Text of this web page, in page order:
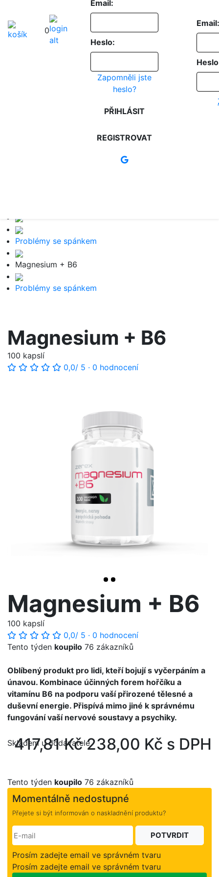
0
Email:
Heslo:
Zapomněli jste
heslo?
PŘIHLÁSIT
REGISTROVAT
Email:
Problémy se spánkem
Magnesium + B6
Problémy se spánkem
Magnesium + B6
100 kapslí
0,0/ 5 · 0 hodnocení
Magnesium + B6
100 kapslí
0,0/ 5 · 0 hodnocení
Tento týden koupilo 76 zákazníků
Oblíbený produkt pro lidi, kteří bojují s vyčerpáním a
únavou. Kombinace účinných forem hořčíku a
vitamínu B6 na podporu vaší přirozené tělesné a
duševní energie. Přispívá mimo jiné k správnému
fungování vaší nervové soustavy a psychiky.
Skladem u dodavatele
417,81 Kč238,00 Kč s DPH
Tento týden koupilo 76 zákazníků
Momentálně nedostupné
Přejete si být informován o naskladnění produktu?
POTVRDIT
Prosím zadejte email ve správném tvaru
Prosím zadejte email ve správném tvaru